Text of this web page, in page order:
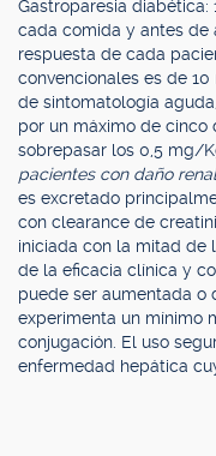
Gastroparesia
cada comida y antes de
respuesta de cada
convencionales es de
de sintomatología
por un máximo de cinco
sobrepasar los 0,5 mg/
pacientes con daño
es excretado
con clearance de
iniciada con la mitad de
de la eficacia clínica y
puede ser aumentada o
experimenta un mínimo
conjugación. El uso
enfermedad hepática